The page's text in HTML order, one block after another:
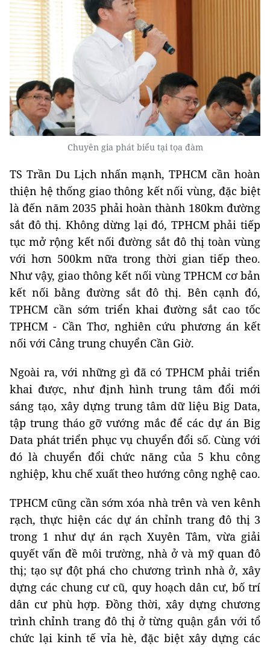
Chuyên gia phát biểu tại tọa đàm
TS Trần Du Lịch nhấn mạnh, TPHCM cần hoàn
thiện hệ thống giao thông kết nối vùng, đặc biệt
là đến năm 2035 phải hoàn thành 180km đường
sắt đô thị. Không dừng lại đó, TPHCM phải tiếp
tục mở rộng kết nối đường sắt đô thị toàn vùng
với hơn 500km nữa trong thời gian tiếp theo.
Như vậy, giao thông kết nối vùng TPHCM cơ bản
kết nối bằng đường sắt đô thị. Bên cạnh đó,
TPHCM cần sớm triển khai đường sắt cao tốc
TPHCM - Cần Thơ, nghiên cứu phương án kết
nối với Cảng trung chuyển Cần Giờ.
Ngoài ra, với những gì đã có TPHCM phải triển
khai được, như định hình trung tâm đổi mới
sáng tạo, xây dựng trung tâm dữ liệu Big Data,
tập trung tháo gỡ vướng mắc để các dự án Big
Data phát triển phục vụ chuyển đổi số. Cùng với
đó là chuyển đổi chức năng của 5 khu công
nghiệp, khu chế xuất theo hướng công nghệ cao.
TPHCM cũng cần sớm xóa nhà trên và ven kênh
rạch, thực hiện các dự án chỉnh trang đô thị 3
trong 1 như dự án rạch Xuyên Tâm, vừa giải
quyết vấn đề môi trường, nhà ở và mỹ quan đô
thị; tạo sự đột phá cho chương trình nhà ở, xây
dựng các chung cư cũ, quy hoạch dân cư, bố trí
dân cư phù hợp. Đồng thời, xây dựng chương
trình chỉnh trang đô thị ở từng quận gắn với tổ
chức lại kinh tế vỉa hè, đặc biệt xây dựng các